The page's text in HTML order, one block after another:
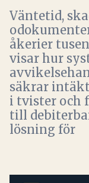
Väntetid,
åkerier
visar hur
säkrar
i tvister och
till
lösning för